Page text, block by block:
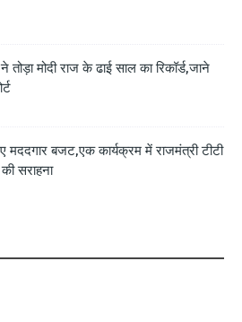
तोड़ा मोदी राज के ढाई साल का रिकॉर्ड,जाने
मददगार बजट,एक कार्यक्रम में राजमंत्री टीटी
सराहना